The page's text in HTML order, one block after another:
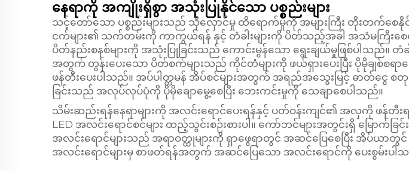
နေရာကို အကျိုးရှိစွာ အသုံးပြုနိုင်သော ပစ္စည်းများ
သင့်တော်သော ပစ္စည်းများသည် သိုလှောင်မှု ထိရောက်မှုကို အများကြီး တိုးတက်စေ
ငက်များ၏ သက်တမ်းကို ကာကွယ်ရန် နှင့် တံခါးများကို ပိတ်သည့်အခါ အသံမကြီးစေ
ပိတ်နည်းစနစ်များကို အသုံးပြုခြင်းသည် ကောင်းမွန်သော ရွေးချယ်မှုဖြစ်ပါသည်။ တံခါ
အတွက် တွန်းပေးသော ပိတ်စက်များသည် ကိုင်တံများကို ဖယ်ရှားပေးပြီး ပိုမိုချစ်စရာ
ဖန်တီးပေးပါသည်။ အပ်ပါတ္တမန် အိပ်စင်များအတွက် အရည်အသွေးမြင့် ဓာတ်ငွေ စ
ခြင်းသည် အလုပ်လုပ်ပုံကို ပိုမိုချောမွေ့စေပြီး ဘေးကင်းမှုကို သေချာစေပါသည်။
သိမ်းဆည်းရန်နေရာများကို အလင်းရောင်ပေးရန်နှင့် ပတ်ဝန်းကျင်၏ အလှကို ဖန်တီးရ
LED အလင်းရောင်စင်များ ထည့်သွင်းစဉ်းစားပါ။ ကော်ဘင်များအတွင်းရှိ မြောက်ခြ
အလင်းရောင်များသည် အရာဝတ္ထုများကို ရှာဖွေရာတွင် အဆင်ပြေစေပြီး အိပ်ယာ
အလင်းရောင်များမှ စာဖတ်ရန်အတွက် အဆင်ပြေသော အလင်းရောင်ကို ပေးစွမ်းပါ